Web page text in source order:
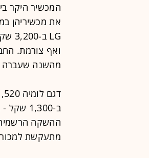
המכשיר היקר
מהשנה שעברה
ב-
מתעקשת למכור את